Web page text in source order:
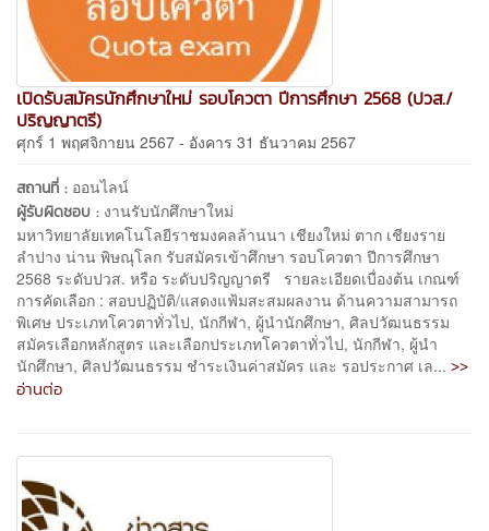
เปิดรับสมัครนักศึกษาใหม่ รอบโควตา ปีการศึกษา 2568 (ปวส./
ปริญญาตรี)
ศุกร์ 1 พฤศจิกายน 2567 - อังคาร 31 ธันวาคม 2567
สถานที่ : ออนไลน์
ผู้รับผิดชอบ : งานรับนักศึกษาใหม่
มหาวิทยาลัยเทคโนโลยีราชมงคลล้านนา เชียงใหม่ ตาก เชียงราย
ลำปาง น่าน พิษณุโลก รับสมัครเข้าศึกษา รอบโควตา ปีการศึกษา
2568 ระดับปวส. หรือ ระดับปริญญาตรี รายละเอียดเบื่องต้น เกณฑ์
การคัดเลือก : สอบปฏิบัติ/แสดงแฟ้มสะสมผลงาน ด้านความสามารถ
พิเศษ ประเภทโควตาทั่วไป, นักกีฬา, ผู้นำนักศึกษา, ศิลปวัฒนธรรม
สมัครเลือกหลักสูตร และเลือกประเภทโควตาทั่วไป, นักกีฬา, ผู้นำ
นักศึกษา, ศิลปวัฒนธรรม ชำระเงินค่าสมัคร และ รอประกาศ เล... >>
อ่านต่อ